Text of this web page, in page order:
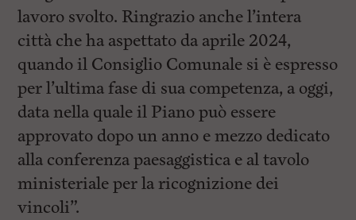
lavoro svolto. Ringrazio anche l’intera
città che ha aspettato da aprile 2024,
quando il Consiglio Comunale si è espresso
per l’ultima fase di sua competenza, a oggi,
data nella quale il Piano può essere
approvato dopo un anno e mezzo dedicato
alla conferenza paesaggistica e al tavolo
ministeriale per la ricognizione dei
vincoli”.